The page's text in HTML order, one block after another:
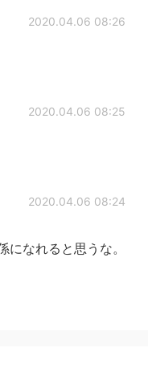
2020.04.06 08:26
2020.04.06 08:25
2020.04.06 08:24
なれると思うな。